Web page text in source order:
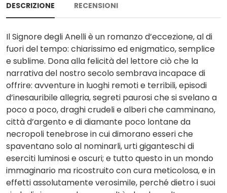
DESCRIZIONE RECENSIONI
Il Signore degli Anelli è un romanzo d’eccezione, al di
fuori del tempo: chiarissimo ed enigmatico, semplice
e sublime. Dona alla felicità del lettore ciò che la
narrativa del nostro secolo sembrava incapace di
offrire: avventure in luoghi remoti e terribili, episodi
d’inesauribile allegria, segreti paurosi che si svelano a
poco a poco, draghi crudeli e alberi che camminano,
città d’argento e di diamante poco lontane da
necropoli tenebrose in cui dimorano esseri che
spaventano solo al nominarli, urti giganteschi di
eserciti luminosi e oscuri; e tutto questo in un mondo
immaginario ma ricostruito con cura meticolosa, e in
effetti assolutamente verosimile, perché dietro i suoi